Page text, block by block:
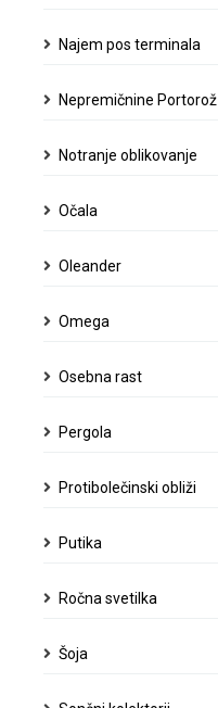
Najem pos terminala
Nepremičnine Portorož
Notranje oblikovanje
Očala
Oleander
Omega
Osebna rast
Pergola
Protibolečinski obliži
Putika
Ročna svetilka
Šoja